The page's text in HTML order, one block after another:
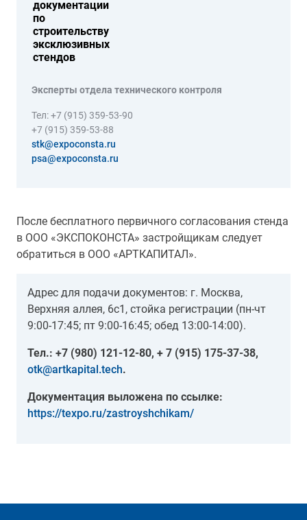
документации
по
строительству
эксклюзивных
стендов
Эксперты отдела технического контроля
Тел: +7 (915) 359-53-90
+7 (915) 359-53-88
stk@expoconsta.ru
psa@expoconsta.ru
После бесплатного первичного согласования стенда
в ООО «ЭКСПОКОНСТА» застройщикам следует
обратиться в ООО «АРТКАПИТАЛ».
Адрес для подачи документов: г. Москва,
Верхняя аллея, 6с1, стойка регистрации (пн-чт
9:00-17:45; пт 9:00-16:45; обед 13:00-14:00).
Тел.: +7 (980) 121-12-80, + 7 (915) 175-37-38,
otk@artkapital.tech.
Документация выложена по ссылке:
https://texpo.ru/zastroyshchikam/